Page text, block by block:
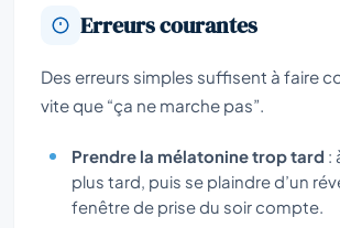
Erreurs courantes
Des erreurs simples suffisent à faire
vite que “ça ne marche pas”.
Prendre la mélatonine trop tard :
plus tard, puis se plaindre d’un
fenêtre de prise du soir compte.